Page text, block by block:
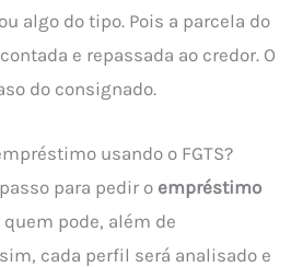
algo do tipo. Pois a parcela do
e repassada ao credor. O
do consignado.
usando o FGTS?
para pedir o empréstimo
quem pode, além de
cada perfil será analisado e